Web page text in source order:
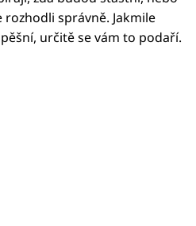
rozhodli správně. Jakmile
určitě se vám to podaří.